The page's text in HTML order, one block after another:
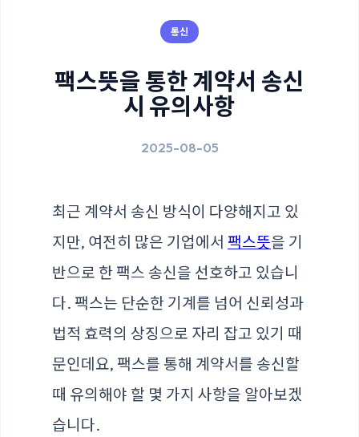
통신
팩스뜻을 통한 계약서 송신
시 유의사항
2025-08-05
최근 계약서 송신 방식이 다양해지고 있
지만, 여전히 많은 기업에서 팩스뜻을 기
반으로 한 팩스 송신을 선호하고 있습니
다. 팩스는 단순한 기계를 넘어 신뢰성과
법적 효력의 상징으로 자리 잡고 있기 때
문인데요, 팩스를 통해 계약서를 송신할
때 유의해야 할 몇 가지 사항을 알아보겠
습니다.